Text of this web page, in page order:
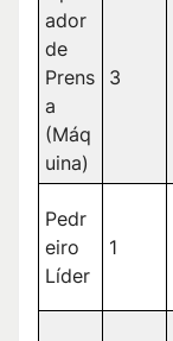
ador
de
Prens
a
(Máq
uina)
3
Pedr
eiro
Líder
1